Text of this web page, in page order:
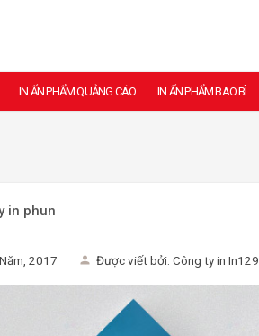
IN ẤN PHẨM QUẢNG CÁO IN ẤN PHẨM BAO BÌ
in phun
2017 Được viết bởi: Công ty in In129